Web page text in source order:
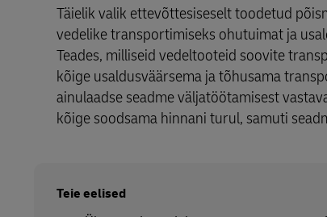
Täielik valik ettevõttesiseselt toodetud
vedelike transportimiseks ohutuimat ja
Teades, milliseid vedeltooteid soovite
kõige usaldusväärsema ja tõhusama
ainulaadse seadme väljatöötamisest
kõige soodsama hinnani turul, samuti
Teie eelised